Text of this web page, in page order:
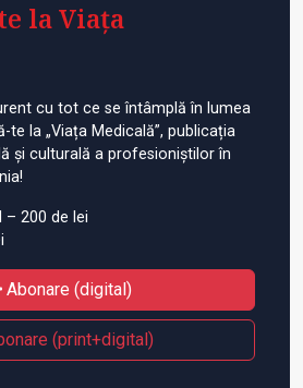
la Viața
cu tot ce se întâmplă în lumea
te la „Viața Medicală”, publicația
și culturală a profesioniștilor în
– 200 de lei
Abonare (digital)
(print+digital)